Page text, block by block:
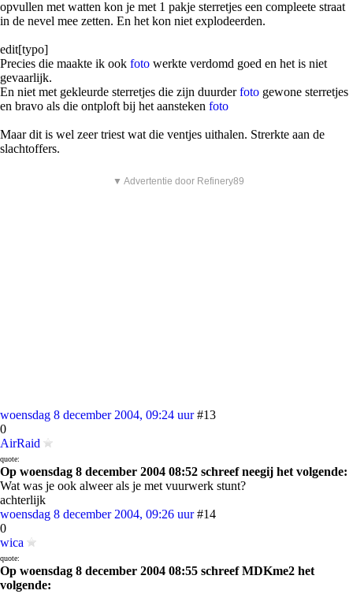
opvullen met watten kon je met 1 pakje sterretjes een compleete straat
in de nevel mee zetten. En het kon niet explodeerden.
edit[typo]
Precies die maakte ik ook foto werkte verdomd goed en het is niet
gevaarlijk.
En niet met gekleurde sterretjes die zijn duurderfoto gewone sterretjes
en bravo als die ontploft bij het aansteken foto
Maar dit is wel zeer triest wat die ventjes uithalen. Strerkte aan de
slachtoffers.
▼ Advertentie door Refinery89
woensdag 8 december 2004, 09:24 uur #13
0
AirRaid
quote:
Op woensdag 8 december 2004 08:52 schreef neegij het volgende:
Wat was je ook alweer als je met vuurwerk stunt?
achterlijk
woensdag 8 december 2004, 09:26 uur #14
0
wica
quote:
Op woensdag 8 december 2004 08:55 schreef MDKme2 het
volgende: